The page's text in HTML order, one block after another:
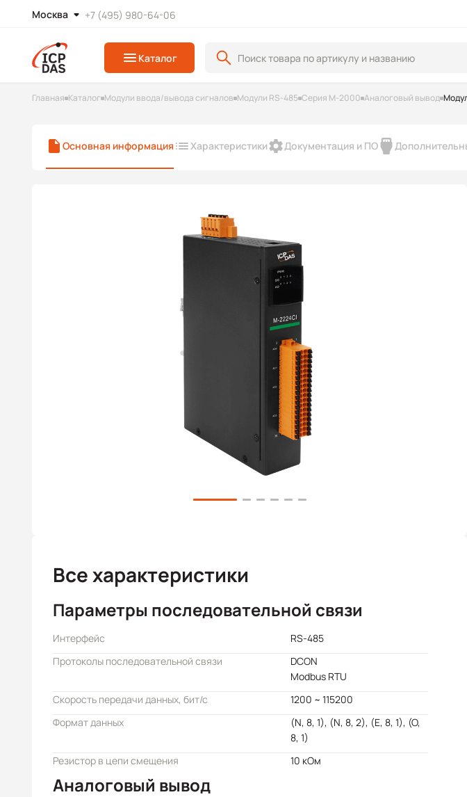
Москва +7 (495) 980-64-06
Каталог
Главная Каталог Модули ввода/вывода сигналов Модули RS-485 Серия M-2000 Аналоговый вывод
Основная информация Характеристики Документация и ПО
Все характеристики
Параметры последовательной связи
Интерфейс
RS-485
Протоколы последовательной связи
DCON
Modbus RTU
Скорость передачи данных, бит/с
1200 ~ 115200
Формат данных
(N, 8, 1), (N, 8, 2), (E, 8, 1), (O,
8, 1)
Резистор в цепи смещения
10 кОм
Аналоговый вывод